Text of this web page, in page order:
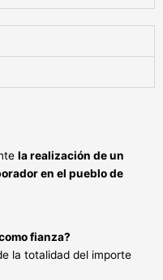
la realización de un
en el pueblo de
fianza?
la totalidad del importe